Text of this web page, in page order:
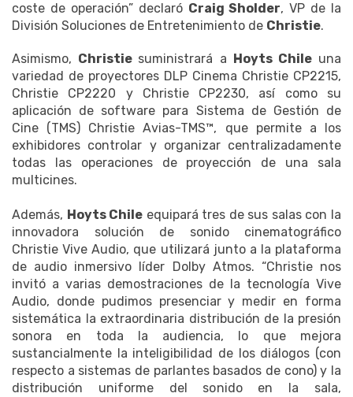
coste de operación” declaró Craig Sholder, VP de la
División Soluciones de Entretenimiento de Christie.
Asimismo, Christie suministrará a Hoyts Chileuna
variedad de proyectores DLP Cinema Christie CP2215,
Christie CP2220 y Christie CP2230, así como su
aplicación de software para Sistema de Gestión de
Cine (TMS) Christie Avias-TMS™, que permite a los
exhibidores controlar y organizar centralizadamente
todas las operaciones de proyección de una sala
multicines.
Además, Hoyts Chile equipará tres de sus salas con la
innovadora solución de sonido cinematográfico
Christie Vive Audio, que utilizará junto a la plataforma
de audio inmersivo líder Dolby Atmos. “Christie nos
invitó a varias demostraciones de la tecnología Vive
Audio, donde pudimos presenciar y medir en forma
sistemática la extraordinaria distribución de la presión
sonora en toda la audiencia, lo que mejora
sustancialmente la inteligibilidad de los diálogos (con
respecto a sistemas de parlantes basados de cono) y la
distribución uniforme del sonido en la sala,